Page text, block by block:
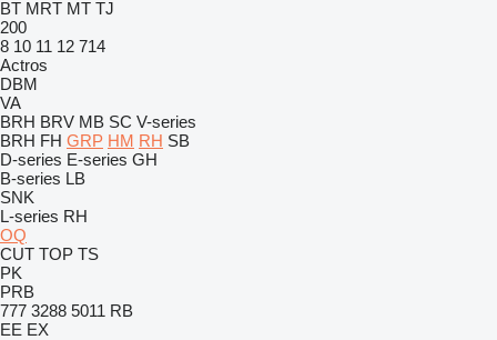
BT MRT MT TJ
200
8 10 11 12 714
Actros
DBM
VA
BRH BRV MB SC V-series
BRH FH GRP HM RH SB
D-series E-series GH
B-series LB
SNK
L-series RH
OQ
CUT TOP TS
PK
PRB
777 3288 5011 RB
EE EX